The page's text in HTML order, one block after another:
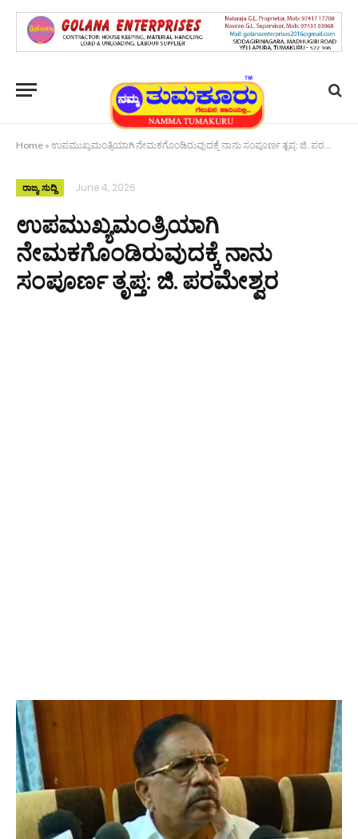
Home » ಉಪಮುಖ್ಯಮಂತ್ರಿಯಾಗಿ ನೇಮಕಗೊಂಡಿರುವುದಕ್ಕೆ ನಾನು ಸಂಪೂರ್ಣ ತೃಪ್ತ: ಜಿ. ಪರಮೇಶ್ವರ
ರಾಜ್ಯ ಸುದ್ದಿ June 4, 2026
ಉಪಮುಖ್ಯಮಂತ್ರಿಯಾಗಿ
ನೇಮಕಗೊಂಡಿರುವುದಕ್ಕೆ ನಾನು
ಸಂಪೂರ್ಣ ತೃಪ್ತ: ಜಿ. ಪರಮೇಶ್ವರ